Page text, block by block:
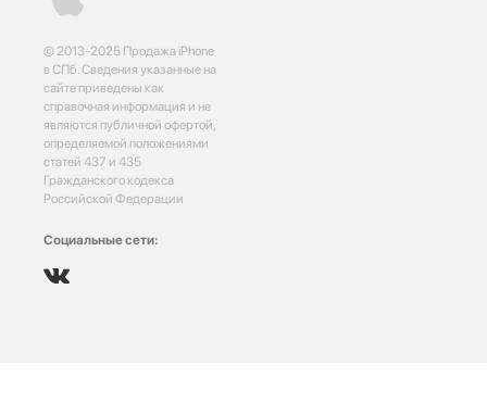
© 2013-2025 Продажа iPhone
в СПб. Сведения указанные на
сайте приведены как
справочная информация и не
являются публичной офертой,
определяемой положениями
статей 437 и 435
Гражданского кодекса
Российской Федерации
Социальные сети: